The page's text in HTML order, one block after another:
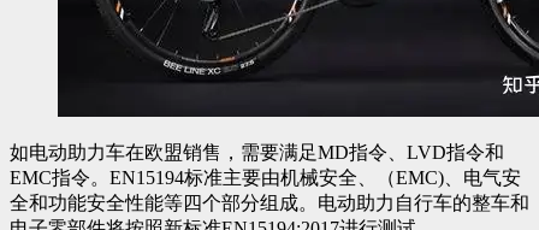
如电动助力车在欧盟销售，需要满足MD指令、LVD指令和
EMC指令。EN15194标准主要由机械安全、（EMC)、电气安
全和功能安全性能等四个部分组成。电动助力自行车的整车和